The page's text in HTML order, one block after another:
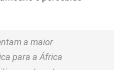
a maior
para a África